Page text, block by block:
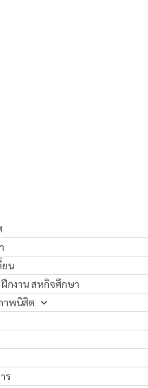
ยน
กงาน สหกิจศึกษา
าพนิสิต
ร